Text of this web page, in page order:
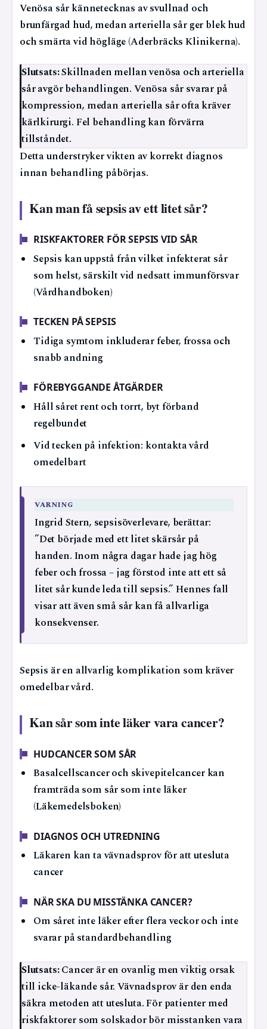
Venösa sår kännetecknas av svullnad och
brunfärgad hud, medan arteriella sår ger blek hud
och smärta vid högläge (Aderbräcks Klinikerna).
Slutsats:Skillnaden mellan venösa och arteriella
sår avgör behandlingen. Venösa sår svarar på
kompression, medan arteriella sår ofta kräver
kärlkirurgi. Fel behandling kan förvärra
tillståndet.
Detta understryker vikten av korrekt diagnos
innan behandling påbörjas.
Kan man få sepsis av ett litet sår?
RISKFAKTORER FÖR SEPSIS VID SÅR
Sepsis kan uppstå från vilket infekterat sår
som helst, särskilt vid nedsatt immunförsvar
(Vårdhandboken)
TECKEN PÅ SEPSIS
Tidiga symtom inkluderar feber, frossa och
snabb andning
FÖREBYGGANDE ÅTGÄRDER
Håll såret rent och torrt, byt förband
regelbundet
Vid tecken på infektion: kontakta vård
omedelbart
VARNING
Ingrid Stern, sepsisöverlevare, berättar:
”Det började med ett litet skärsår på
handen. Inom några dagar hade jag hög
feber och frossa – jag förstod inte att ett så
litet sår kunde leda till sepsis.” Hennes fall
visar att även små sår kan få allvarliga
konsekvenser.
Sepsis är en allvarlig komplikation som kräver
omedelbar vård.
Kan sår som inte läker vara cancer?
HUDCANCER SOM SÅR
Basalcellscancer och skivepitelcancer kan
framträda som sår som inte läker
(Läkemedelsboken)
DIAGNOS OCH UTREDNING
Läkaren kan ta vävnadsprov för att utesluta
cancer
NÄR SKA DU MISSTÄNKA CANCER?
Om såret inte läker efter flera veckor och inte
svarar på standardbehandling
Slutsats:Cancer är en ovanlig men viktig orsak
till icke-läkande sår. Vävnadsprov är den enda
säkra metoden att utesluta. För patienter med
riskfaktorer som solskador bör misstanken vara